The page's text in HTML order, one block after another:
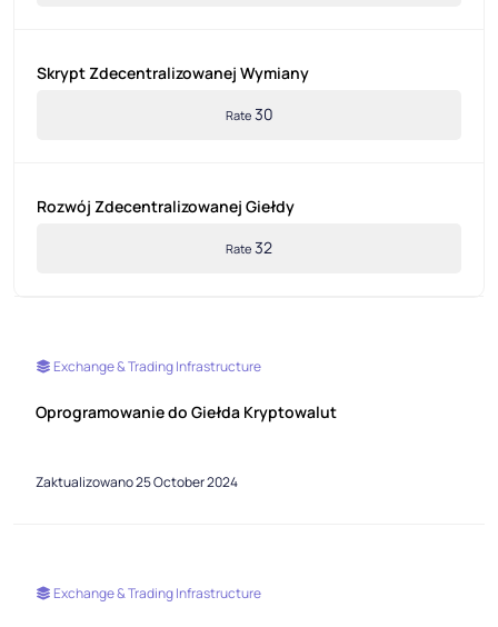
Skrypt Zdecentralizowanej Wymiany
Rate30
Rozwój Zdecentralizowanej Giełdy
Rate 32
Exchange & Trading Infrastructure
Oprogramowanie do Giełda Kryptowalut
Zaktualizowano 25 October 2024
Exchange & Trading Infrastructure